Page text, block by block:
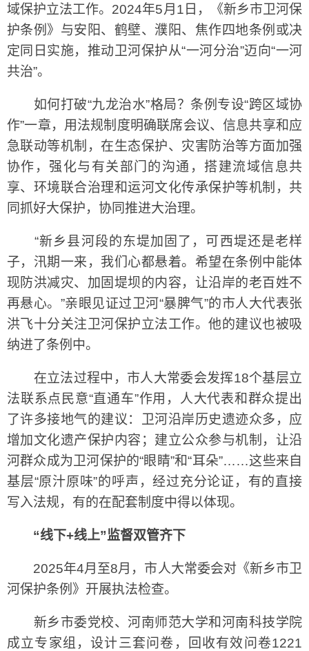
域保护立法工作。2024年5月1日，《新乡市卫河保
护条例》与安阳、鹤壁、濮阳、焦作四地条例或决
定同日实施，推动卫河保护从“一河分治”迈向“一河
共治”。
如何打破“九龙治水”格局？条例专设“跨区域协
作”一章，用法规制度明确联席会议、信息共享和应
急联动等机制，在生态保护、灾害防治等方面加强
协作，强化与有关部门的沟通，搭建流域信息共
享、环境联合治理和运河文化传承保护等机制，共
同抓好大保护，协同推进大治理。
“新乡县河段的东堤加固了，可西堤还是老样
子，汛期一来，我们心都悬着。希望在条例中能体
现防洪减灾、加固堤坝的内容，让沿岸的老百姓不
再悬心。”亲眼见证过卫河“暴脾气”的市人大代表张
洪飞十分关注卫河保护立法工作。他的建议也被吸
纳进了条例中。
在立法过程中，市人大常委会发挥18个基层立
法联系点民意“直通车”作用，人大代表和群众提出
了许多接地气的建议：卫河沿岸历史遗迹众多，应
增加文化遗产保护内容；建立公众参与机制，让沿
河群众成为卫河保护的“眼睛”和“耳朵”……这些来自
基层“原汁原味”的呼声，经过充分论证，有的直接
写入法规，有的在配套制度中得以体现。
“线下+线上”监督双管齐下
2025年4月至8月，市人大常委会对《新乡市卫
河保护条例》开展执法检查。
新乡市委党校、河南师范大学和河南科技学院
成立专家组，设计三套问卷，回收有效问卷1221